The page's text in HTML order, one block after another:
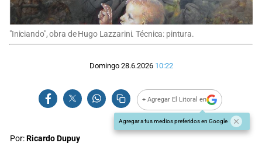
"Iniciando", obra de Hugo Lazzarini. Técnica: pintura.
Domingo 28.6.2026 10:22
+ Agregar El Litoral en
Agregar a tus medios preferidos en Google
Por:Ricardo Dupuy